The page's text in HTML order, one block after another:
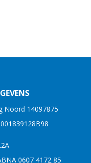
Noord 14097875
0607 4172 85